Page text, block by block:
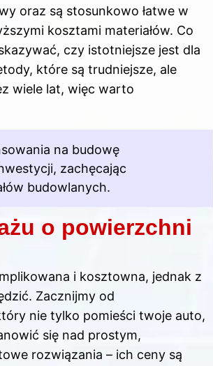
oraz są stosunkowo łatwe w
kosztami materiałów. Co
czy istotniejsze jest dla
które są trudniejsze, ale
wiele lat, więc warto
na budowę
zachęcając
budowlanych.
o powierzchni
i kosztowna, jednak z
Zacznijmy od
nie tylko pomieści twoje auto,
się nad prostym,
rozwiązania – ich ceny są